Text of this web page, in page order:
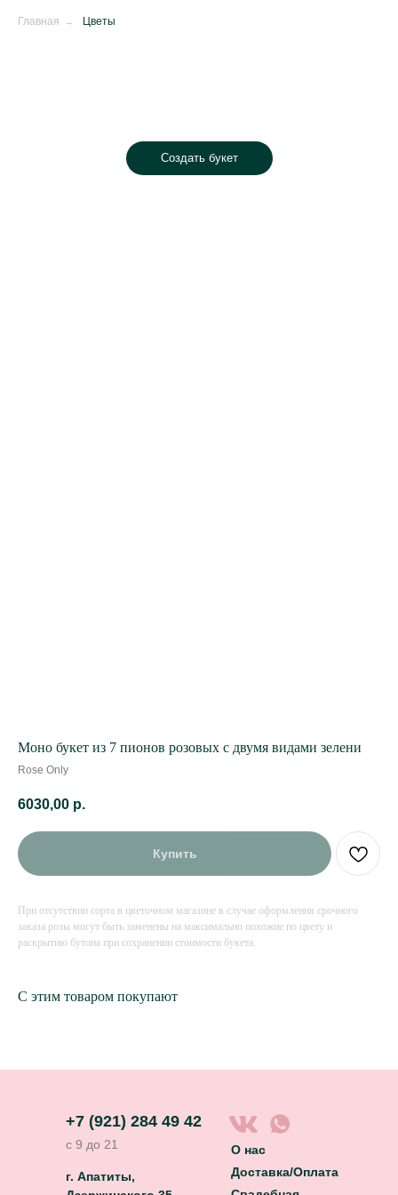
Главная → Цветы
Создать букет
Моно букет из 7 пионов розовых с двумя видами зелени
Rose Only
6030,00 р.
Купить
При отсутствии сорта в цветочном магазине в случае оформления срочного
заказа розы могут быть заменены на максимально похожие по цвету и
раскрытию бутона при сохранении стоимости букета.
С этим товаром покупают
+7 (921) 284 49 42
с 9 до 21
г. Апатиты,
О нас
Доставка/Оплата